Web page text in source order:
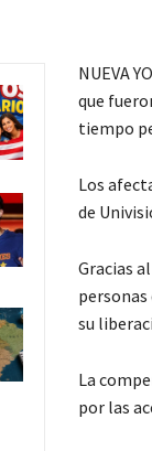
NUEVA
que
tiempo
Los
de
Gracias
su
La
por las